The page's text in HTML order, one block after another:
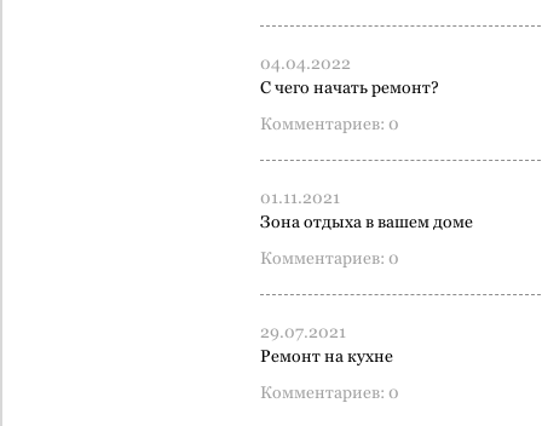
04.04.2022
С чего начать ремонт?
Комментариев: 0
01.11.2021
Зона отдыха в вашем доме
Комментариев: 0
29.07.2021
Ремонт на кухне
Комментариев: 0